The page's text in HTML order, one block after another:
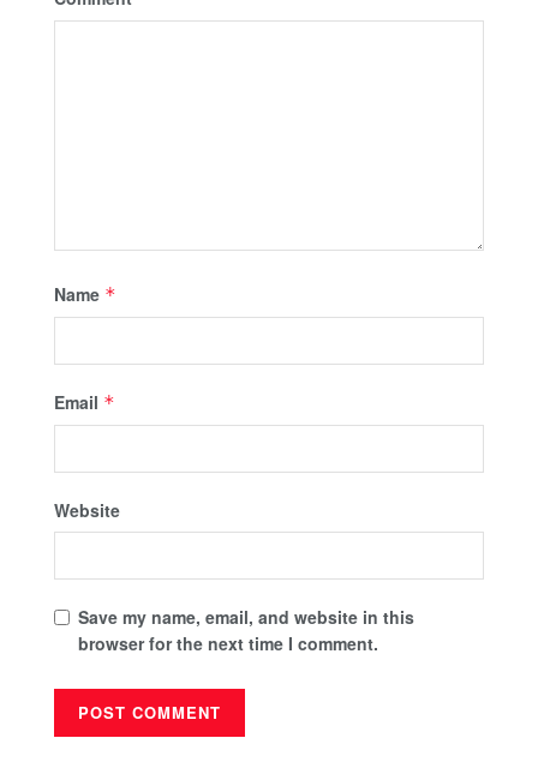
Name *
Email *
Website
Save my name, email, and website in this
browser for the next time I comment.